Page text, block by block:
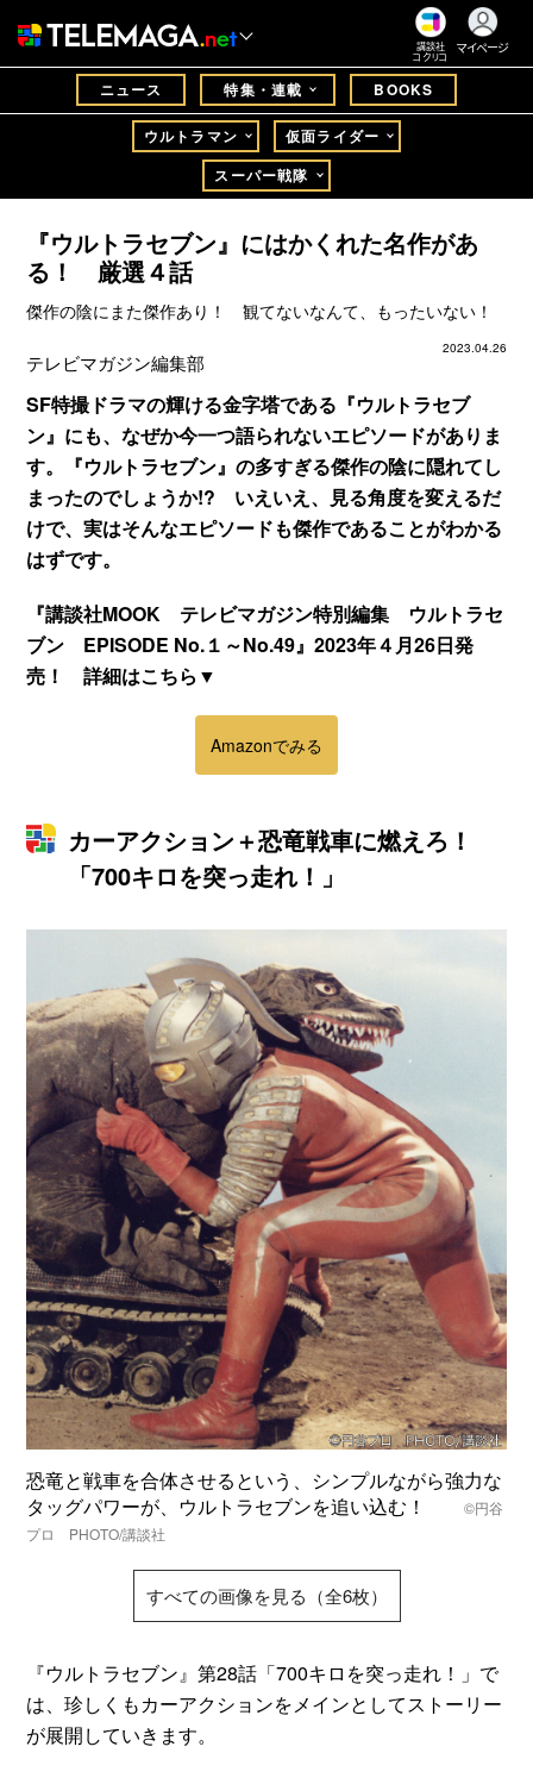
講談社
コクリコ
マイページ
ニュース 特集・連載 BOOKS
ウルトラマン
仮面ライダー
スーパー戦隊
『ウルトラセブン』にはかくれた名作があ
る！ 厳選４話
傑作の陰にまた傑作あり！ 観てないなんて、もったいない！
2023.04.26
テレビマガジン編集部
SF特撮ドラマの輝ける金字塔である『ウルトラセブ
ン』にも、なぜか今一つ語られないエピソードがありま
す。『ウルトラセブン』の多すぎる傑作の陰に隠れてし
まったのでしょうか!? いえいえ、見る角度を変えるだ
けで、実はそんなエピソードも傑作であることがわかる
はずです。
『講談社MOOK テレビマガジン特別編集 ウルトラセ
ブン EPISODE No.１～No.49』2023年４月26日発
売！ 詳細はこちら▼
Amazonでみる
カーアクション＋恐竜戦車に燃えろ！
「700キロを突っ走れ！」
恐竜と戦車を合体させるという、シンプルながら強力な
タッグパワーが、ウルトラセブンを追い込む！©円谷
プロ PHOTO/講談社
すべての画像を見る（全6枚）
『ウルトラセブン』第28話「700キロを突っ走れ！」で
は、珍しくもカーアクションをメインとしてストーリー
が展開していきます。